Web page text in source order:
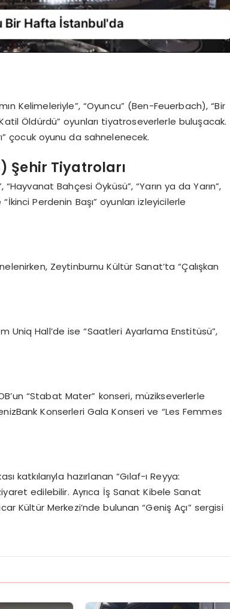
Kelimeleriyle”, “Oyuncu” (Ben-Feuerbach), “Bir
Katil Öldürdü” oyunları tiyatroseverlerle buluşacak.
çocuk oyunu da sahnelenecek.
Şehir Tiyatroları
Bahçesi Öyküsü”, “Yarın ya da Yarın”,
Perdenin Başı” oyunları izleyicilerle
Zeytinburnu Kültür Sanat’ta “Çalışkan
Uniq Hall’de ise “Saatleri Ayarlama Enstitüsü”,
“Stabat Mater” konseri, müzikseverlerle
Konserleri Gala Konseri ve “Les Femmes
katkılarıyla hazırlanan “Gılaf-ı Reyya:
edilebilir. Ayrıca İş Sanat Kibele Sanat
Kültür Merkezi’nde bulunan “Geniş Açı” sergisi